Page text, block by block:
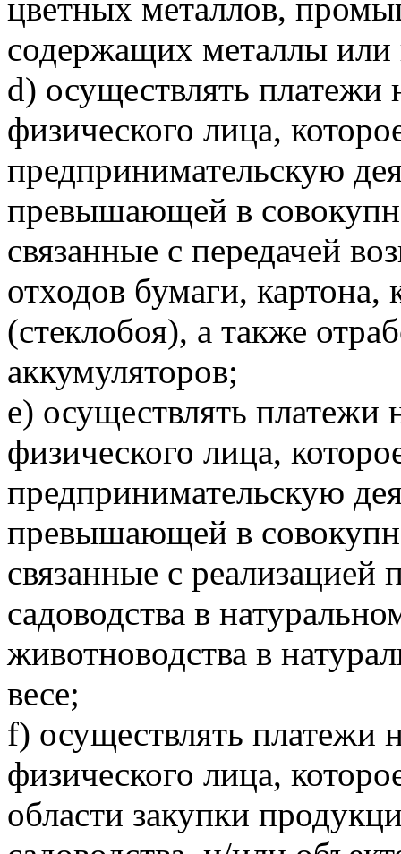
цветных металлов,
содержащих металлы или
d) осуществлять
физического лица,
предпринимательскую
превышающей в
связанные с передачей
отходов бумаги, картона,
(стеклобоя), а также
аккумуляторов;
e) осуществлять
физического лица,
предпринимательскую
превышающей в
связанные с реализацией
садоводства в
животноводства в
весе;
f) осуществлять платежи
физического лица,
области закупки